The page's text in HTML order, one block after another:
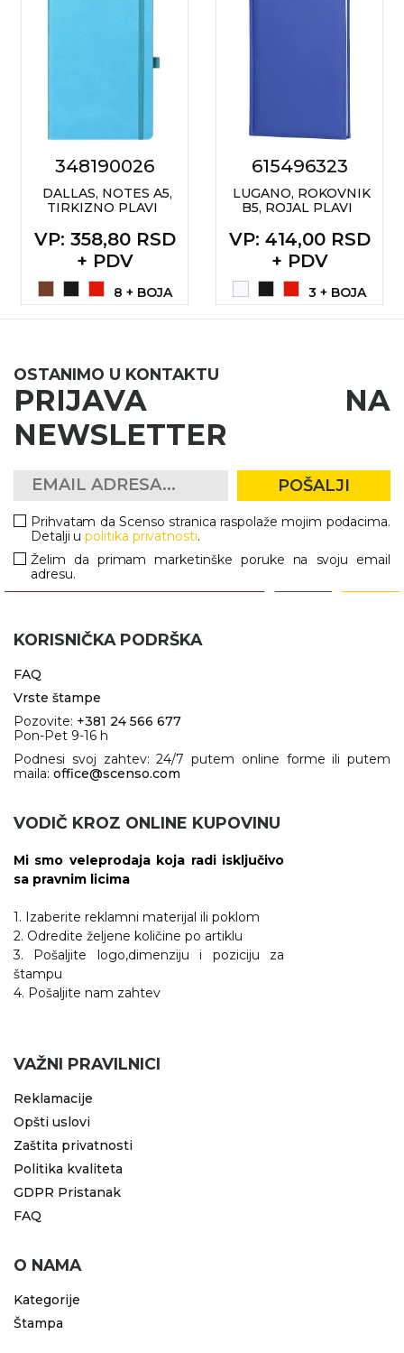
348190026
DALLAS, NOTES A5,
TIRKIZNO PLAVI
VP: 358,80 RSD
+ PDV
8 + BOJA
615496323
LUGANO, ROKOVNIK
B5, ROJAL PLAVI
VP: 414,00 RSD
+ PDV
3 + BOJA
OSTANIMO U KONTAKTU
PRIJAVA NA
NEWSLETTER
POŠALJI
Prihvatam da Scenso stranica raspolaže mojim podacima.
Detalji upolitika privatnosti.
Želim da primam marketinške poruke na svoju email
adresu.
KORISNIČKA PODRŠKA
FAQ
Vrste štampe
Pozovite: +381 24 566 677
Pon-Pet 9-16 h
Podnesi svoj zahtev: 24/7 putem online forme ili putem
maila: office@scenso.com
VODIČ KROZ ONLINE KUPOVINU
Mi smo veleprodaja koja radi isključivo
sa pravnim licima
1. Izaberite reklamni materijal ili poklom
2. Odredite željene količine po artiklu
3. Pošaljite logo,dimenziju i poziciju za
štampu
4. Pošaljite nam zahtev
VAŽNI PRAVILNICI
Reklamacije
Opšti uslovi
Zaštita privatnosti
Politika kvaliteta
GDPR Pristanak
FAQ
O NAMA
Kategorije
Štampa